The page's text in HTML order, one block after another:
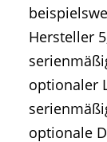
Hersteller
optionaler
optionale